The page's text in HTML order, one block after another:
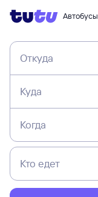
Автобусы
Откуда
Куда
Когда
Кто едет